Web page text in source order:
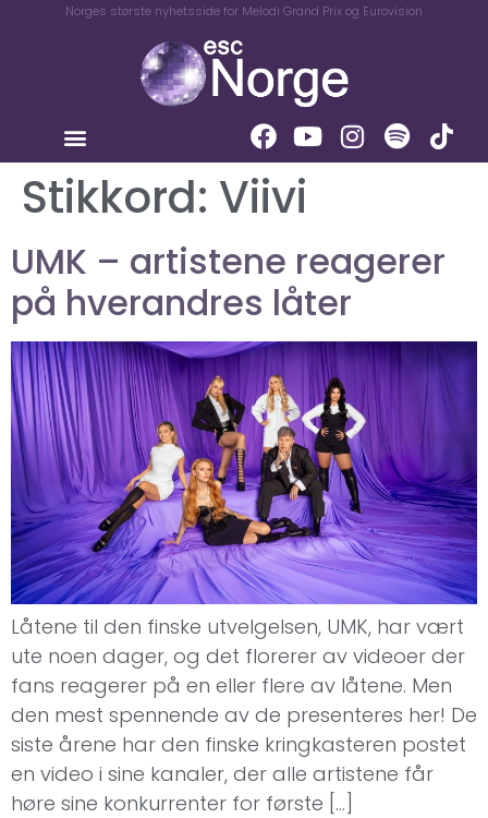
Norges største nyhetsside for Melodi Grand Prix og Eurovision
Stikkord: Viivi
UMK – artistene reagerer
på hverandres låter
Låtene til den finske utvelgelsen, UMK, har vært
ute noen dager, og det florerer av videoer der
fans reagerer på en eller flere av låtene. Men
den mest spennende av de presenteres her! De
siste årene har den finske kringkasteren postet
en video i sine kanaler, der alle artistene får
høre sine konkurrenter for første […]